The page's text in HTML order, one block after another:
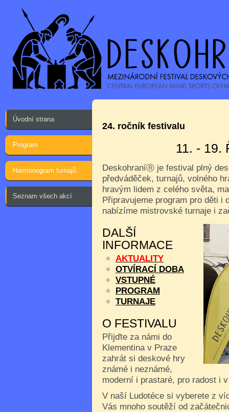
Úvodní strana
Program
Harmonogram turnajů
Seznam všech akcí
24. ročník festivalu
11. - 19.
DeskohraníⓇ je festival plný
předváděček, turnajů, volného
hravým lidem z celého světa,
Připravujeme program pro děti i
nabízíme mistrovské turnaje i
DALŠÍ
INFORMACE
AKTUALITY
OTVÍRACÍ DOBA
VSTUPNÉ
PROGRAM
TURNAJE
O FESTIVALU
Přijďte za námi do
Klementina v Praze
zahrát si deskové hry
známé i neznámé,
moderní i prastaré, pro radost i
V naší Ludotéce si vyberete z
Vás mnoho soutěží od